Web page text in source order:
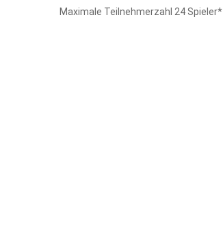
Maximale Teilnehmerzahl 24 Spieler*